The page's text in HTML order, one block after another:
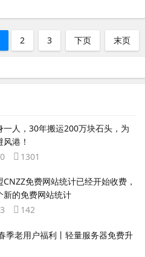
2 3 下页 末页
一人，30年搬运200万块石头，为
港！
1301
免费网站统计已经开始收费，
新的免费网站统计
142
季老用户福利丨轻量服务器免费升